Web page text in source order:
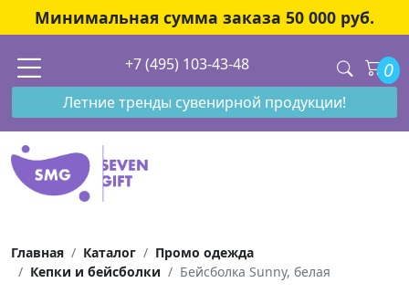
Минимальная сумма заказа 50 000 руб.
+7 (495) 103-43-48 0
Летние тренды сувенирной продукции!
Главная Каталог
Промо одежда
Кепки и бейсболки
Бейсболка Sunny, белая